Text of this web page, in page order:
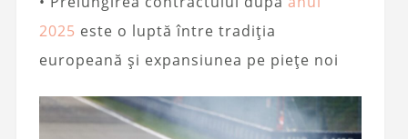
2025 este o luptă între tradiția
europeană și expansiunea pe piețe noi